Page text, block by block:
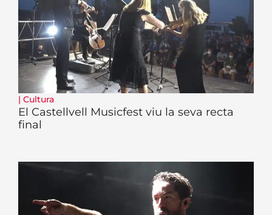
| Cultura
El Castellvell Musicfest viu la seva recta
final